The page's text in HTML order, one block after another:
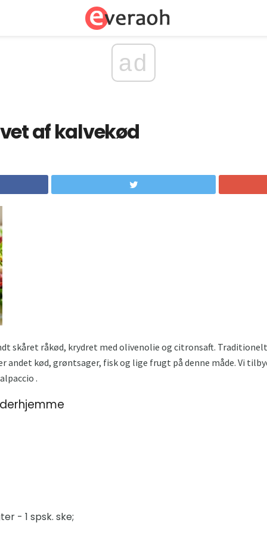
ad
af kalvekød
skåret råkød, krydret med olivenolie og citronsaft.
andet kød, grøntsager, fisk og lige frugt på denne måde. Vi
.
- 1 spsk. ske;